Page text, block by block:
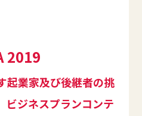
2019
起業家及び後継者の挑
ビジネスプランコンテ